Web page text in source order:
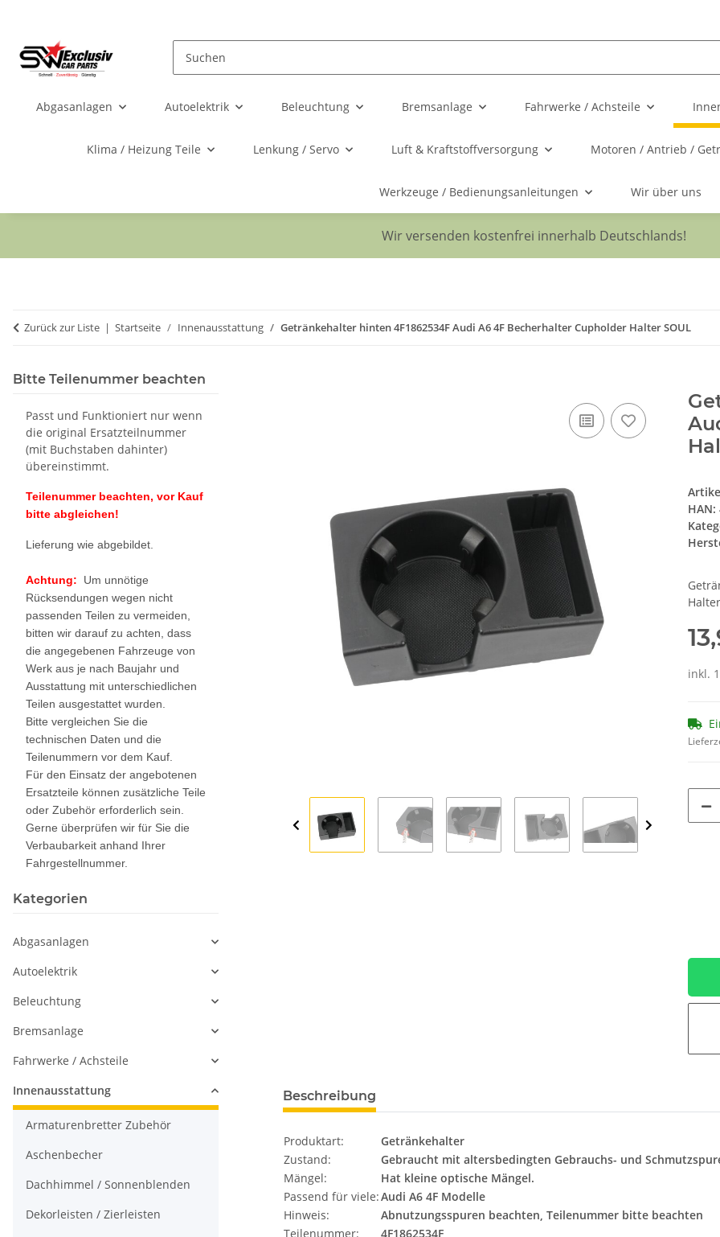
Abgasanlagen Autoelektrik Beleuchtung Bremsanlage Fahrwerke / Achsteile
Klima / Heizung Teile Lenkung / Servo Luft & Kraftstoffversorgung Motoren / Antrieb /
Werkzeuge / Bedienungsanleitungen Wir über uns
Wir versenden kostenfrei innerhalb Deutschlands!
Zurück zur Liste Startseite Innenausstattung Getränkehalter hinten 4F1862534F Audi A6 4F Becherhalter Cupholder Halter SOUL
HAN:
inkl.
Beschreibung
Produktart:
Getränkehalter
Zustand:
Gebraucht mit altersbedingten Gebrauchs- und
Mängel:
Hat kleine optische Mängel.
Passend für viele:Audi A6 4F Modelle
Hinweis:
Abnutzungsspuren beachten, Teilenummer bitte beachten
Teilenummer:
4F1862534F
Bitte Teilenummer beachten
Passt und Funktioniert nur wenn
die original Ersatzteilnummer
(mit Buchstaben dahinter)
übereinstimmt.
Teilenummer beachten, vor Kauf
bitte abgleichen!
Lieferung wie abgebildet.
Achtung: Um unnötige
Rücksendungen wegen nicht
passenden Teilen zu vermeiden,
bitten wir darauf zu achten, dass
die angegebenen Fahrzeuge von
Werk aus je nach Baujahr und
Ausstattung mit unterschiedlichen
Teilen ausgestattet wurden.
Bitte vergleichen Sie die
technischen Daten und die
Teilenummern vor dem Kauf.
Für den Einsatz der angebotenen
Ersatzteile können zusätzliche Teile
oder Zubehör erforderlich sein.
Gerne überprüfen wir für Sie die
Verbaubarkeit anhand Ihrer
Fahrgestellnummer.
Kategorien
Abgasanlagen
Autoelektrik
Beleuchtung
Bremsanlage
Fahrwerke / Achsteile
Innenausstattung
Armaturenbretter Zubehör
Aschenbecher
Dachhimmel / Sonnenblenden
Dekorleisten / Zierleisten